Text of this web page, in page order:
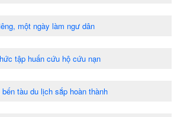
một ngày làm ngư dân
tập huấn cứu hộ cứu nạn
tàu du lịch sắp hoàn thành